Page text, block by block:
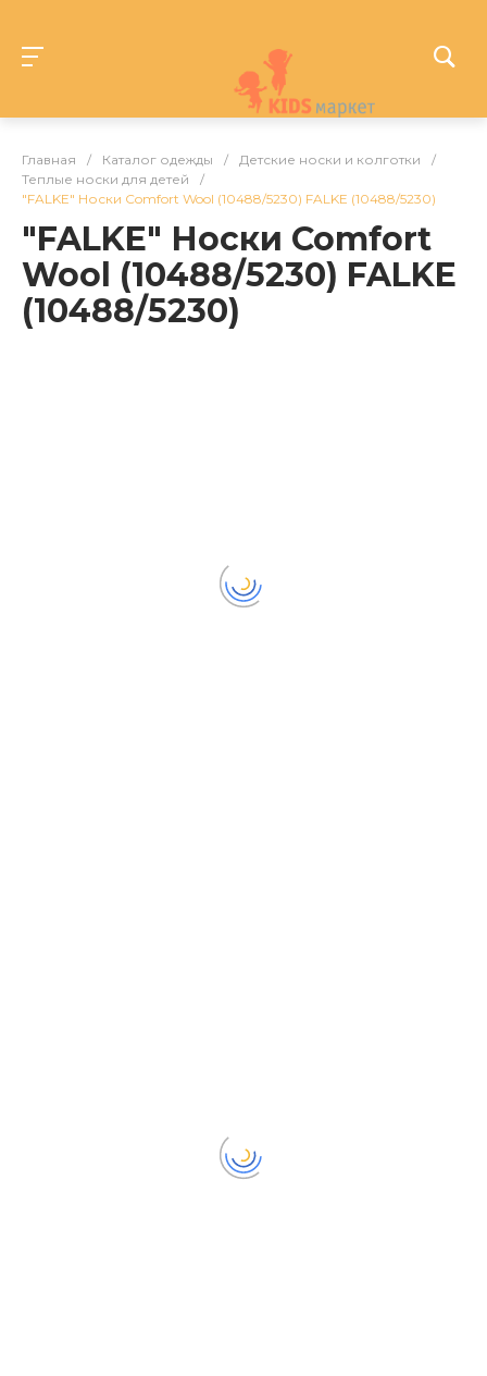
Главная / Каталог одежды / Детские носки и колготки
/
Теплые носки для детей
/
"FALKE" Носки Comfort Wool (10488/5230) FALKE (10488/5230)
"FALKE" Носки Comfort
Wool (10488/5230) FALKE
(10488/5230)